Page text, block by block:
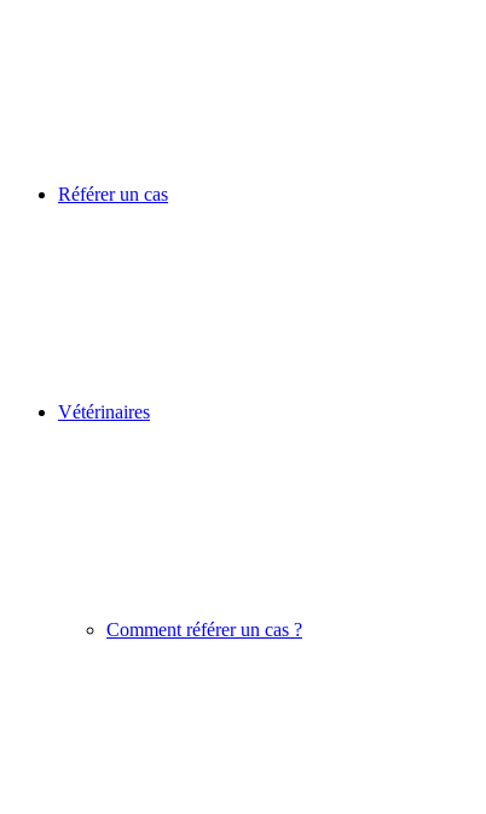
Référer un cas
Vétérinaires
Comment référer un cas ?